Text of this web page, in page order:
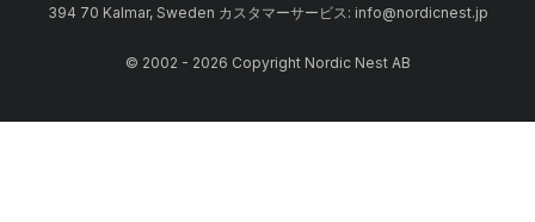
394 70 Kalmar, Sweden カスタマーサービス: info@nordicnest.jp
© 2002 - 2026 Copyright Nordic Nest AB